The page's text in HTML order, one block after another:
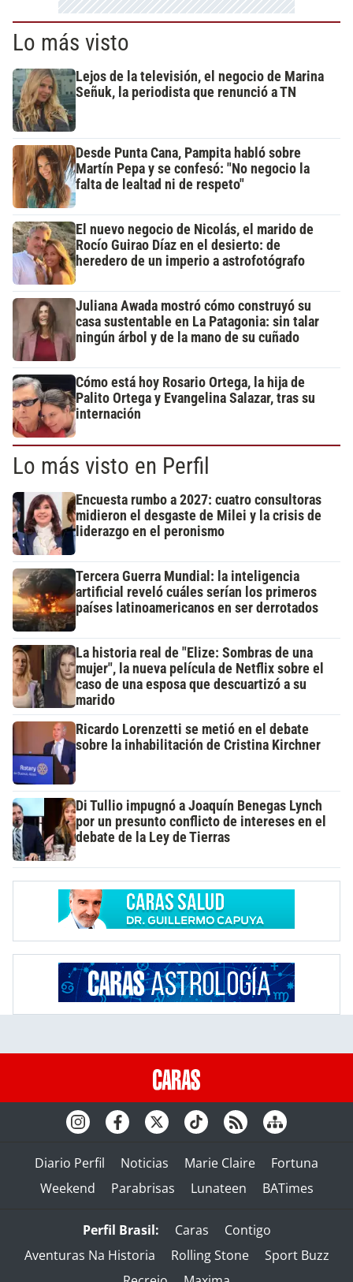
Lo más visto
Lejos de la televisión, el negocio de Marina
Señuk, la periodista que renunció a TN
Desde Punta Cana, Pampita habló sobre
Martín Pepa y se confesó: "No negocio la
falta de lealtad ni de respeto"
El nuevo negocio de Nicolás, el marido de
Rocío Guirao Díaz en el desierto: de
heredero de un imperio a astrofotógrafo
Juliana Awada mostró cómo construyó su
casa sustentable en La Patagonia: sin talar
ningún árbol y de la mano de su cuñado
Cómo está hoy Rosario Ortega, la hija de
Palito Ortega y Evangelina Salazar, tras su
internación
Lo más visto en Perfil
Encuesta rumbo a 2027: cuatro consultoras
midieron el desgaste de Milei y la crisis de
liderazgo en el peronismo
Tercera Guerra Mundial: la inteligencia
artificial reveló cuáles serían los primeros
países latinoamericanos en ser derrotados
La historia real de "Elize: Sombras de una
mujer", la nueva película de Netflix sobre el
caso de una esposa que descuartizó a su
marido
Ricardo Lorenzetti se metió en el debate
sobre la inhabilitación de Cristina Kirchner
Di Tullio impugnó a Joaquín Benegas Lynch
por un presunto conflicto de intereses en el
debate de la Ley de Tierras
Diario Perfil Noticias Marie Claire
Fortuna
Weekend
Parabrisas Lunateen BATimes
Perfil Brasil: Caras
Contigo
Aventuras Na Historia
Rolling Stone
Sport Buzz